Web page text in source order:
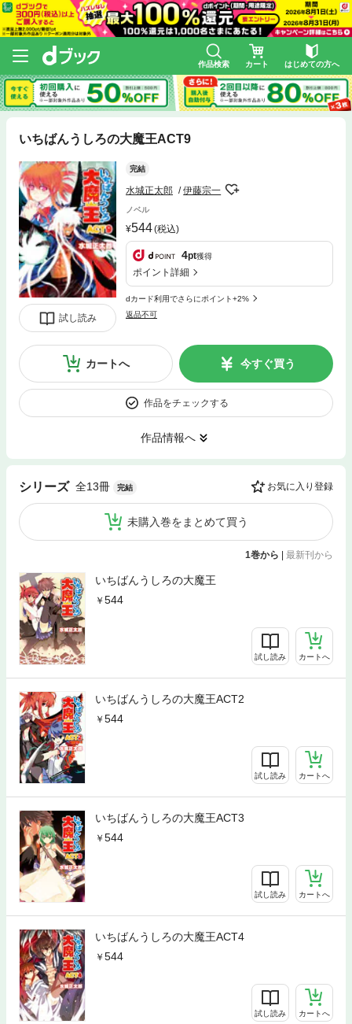
作品検索 カート はじめての方へ
いちばんうしろの大魔王ACT9
試し読み
完結
水城正太郎 伊藤宗一
ノベル
544(税込)
4pt獲得
ポイント詳細
dカード利用でさらにポイント+2%
返品不可
カートへ 今すぐ買う
作品をチェックする
作品情報へ
シリーズ 全13冊 完結 お気に入り登録
未購入巻をまとめて買う
1巻から 最新刊から
いちばんうしろの大魔王
544
試し読み カートへ
いちばんうしろの大魔王ACT2
544
試し読み カートへ
いちばんうしろの大魔王ACT3
544
試し読み カートへ
いちばんうしろの大魔王ACT4
544
試し読み カートへ